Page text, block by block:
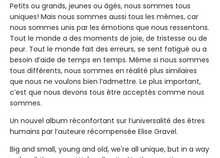
Petits ou grands, jeunes ou âgés, nous sommes tous
uniques! Mais nous sommes aussi tous les mêmes, car
nous sommes unis par les émotions que nous ressentons.
Tout le monde a des moments de joie, de tristesse ou de
peur. Tout le monde fait des erreurs, se sent fatigué ou a
besoin d’aide de temps en temps. Même si nous sommes
tous différents, nous sommes en réalité plus similaires
que nous ne voulons bien l’admettre. Le plus important,
c’est que nous devons tous être acceptés comme nous
sommes.
Un nouvel album réconfortant sur l’universalité des êtres
humains par l’auteure récompensée Elise Gravel.
Big and small, young and old, we're all unique, but in a way